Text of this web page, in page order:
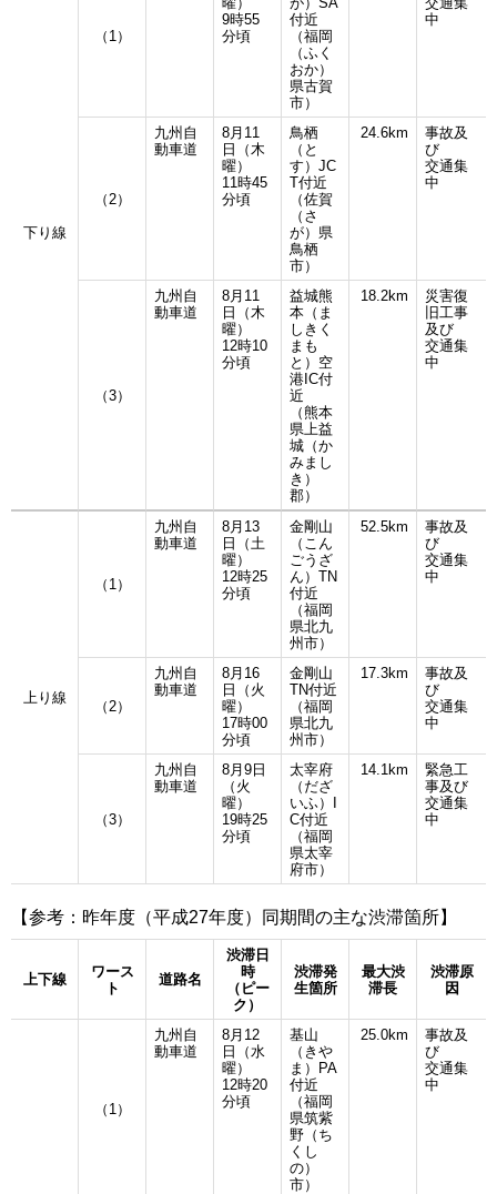
下り線
（1）
9時55
分頃
付近
（福岡
（ふく
おか）
県古賀
市）
中
（2）
九州自
動車道
8月11
日（木
曜）
11時45
分頃
鳥栖
（と
す）JC
T付近
（佐賀
（さ
が）県
鳥栖
市）
24.6km
事故及
び
交通集
中
（3）
九州自
動車道
8月11
日（木
曜）
12時10
分頃
益城熊
本（ま
しきく
まも
と）空
港IC付
近
（熊本
県上益
城（か
みまし
き）
郡）
18.2km
災害復
旧工事
及び
交通集
中
上り線
（1）
九州自
動車道
8月13
日（土
曜）
12時25
分頃
金剛山
（こん
ごうざ
ん）TN
付近
（福岡
県北九
州市）
52.5km
事故及
び
交通集
中
（2）
九州自
動車道
8月16
日（火
曜）
17時00
分頃
金剛山
TN付近
（福岡
県北九
州市）
17.3km
事故及
び
交通集
中
（3）
九州自
動車道
8月9日
（火
曜）
19時25
分頃
太宰府
（だざ
いふ）I
C付近
（福岡
県太宰
府市）
14.1km
緊急工
事及び
交通集
中
【参考：昨年度（平成27年度）同期間の主な渋滞箇所】
上下線
ワース
ト
道路名
渋滞日
時
（ピー
ク）
渋滞発
生箇所
最大渋
滞長
渋滞原
因
（1）
九州自
動車道
8月12
日（水
曜）
12時20
分頃
基山
（きや
ま）PA
付近
（福岡
県筑紫
野（ち
くし
の）
市）
25.0km
事故及
び
交通集
中